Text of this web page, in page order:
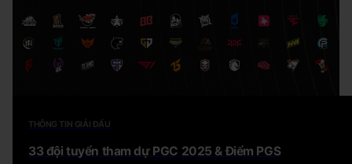
THÔNG TIN GIẢI ĐẤU
33 đội tuyển tham dự PGC 2025 & Điểm PGS